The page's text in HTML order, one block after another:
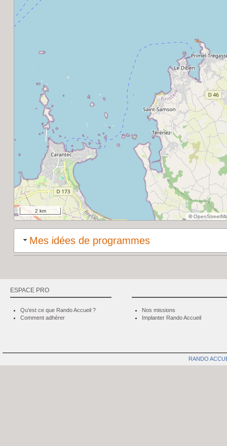
©
2 km
Mes idées de programmes
ESPACE PRO
Qu’est ce que Rando Accueil ?
Comment adhérer
Nos missions
Implanter Rando Accueil
RANDO